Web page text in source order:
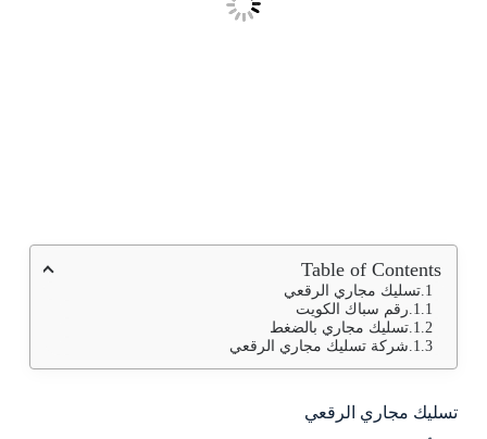
Table of Contents
تسليك مجاري الرقعي
رقم سباك الكويت
تسليك مجاري بالضغط
شركة تسليك مجاري الرقعي
تسليك مجاري الرقعي